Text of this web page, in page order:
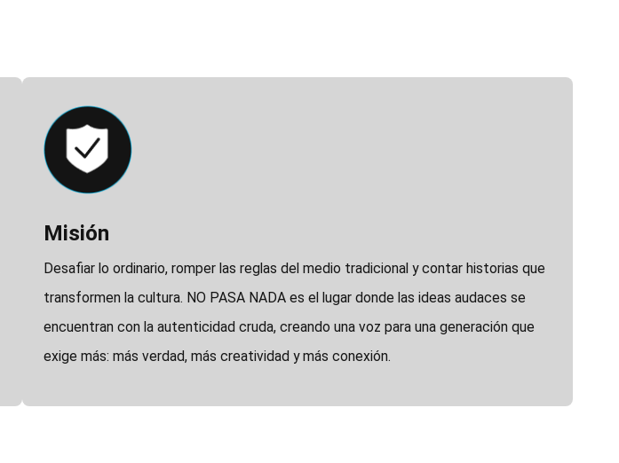
Icon
Image
Title
Misión
Description
Desafiar lo ordinario, romper las reglas del medio tradicional y contar historias que
transformen la cultura. NO PASA NADA es el lugar donde las ideas audaces se
encuentran con la autenticidad cruda, creando una voz para una generación que
exige más: más verdad, más creatividad y más conexión.